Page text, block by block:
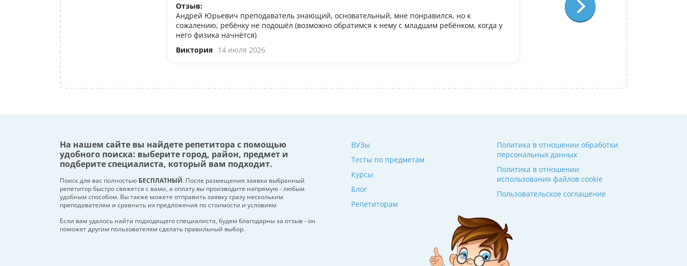
Отзыв:
Андрей Юрьевич преподаватель знающий, основательный, мне понравился, но к
сожалению, ребёнку не подошёл (возможно обратимся к нему с младшим ребёнком, когда у
него физика начнётся)
Виктория 14 июля 2026
У дочери есть желание поступить в it
олимпиадеого уровня 7 и 8 класс за
9. Искали посильнее преподавателя
Ольгой Александровне! Спасибо!
На нашем сайте вы найдете репетитора с помощью
удобного поиска: выберите город, район, предмет и
подберите специалиста, который вам подходит.
Поиск для вас полностью БЕСПЛАТНЫЙ. После размещения заявки выбранный
репетитор быстро свяжется с вами, а оплату вы производите напрямую - любым
удобным способом. Вы также можете отправить заявку сразу нескольким
преподавателям и сравнить их предложения по стоимости и условиям
Если вам удалось найти подходящего специалиста, будем благодарны за отзыв - он
поможет другим пользователям сделать правильный выбор.
ВУЗы
Тесты по предметам
Курсы
Блог
Репетиторам
Политика в отношении обработки
персональных данных
Политика в отношении
использования файлов cookie
Пользовательское соглашение